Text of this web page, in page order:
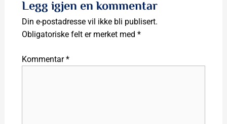
Legg igjen en kommentar
Din e-postadresse vil ikke bli publisert.
Obligatoriske felt er merket med *
Kommentar*